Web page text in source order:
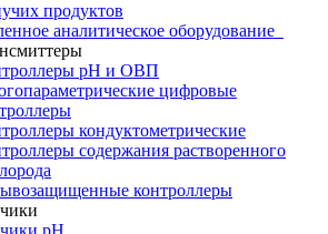
продуктов
аналитическое оборудование
рН и ОВП
цифровые
кондуктометрические
содержания растворенного
контроллеры